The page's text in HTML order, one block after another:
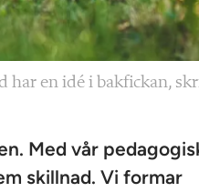
har en idé i bakfickan,
Med vår
skillnad. Vi formar